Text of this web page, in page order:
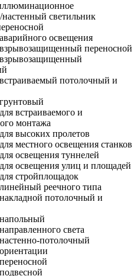
светильник
освещения
переносной
потолочный и
встраиваемого и
монтажа
высоких пролетов
местного освещения станков
освещения туннелей
освещения улиц и площадей
стройплощадок
реечного типа
потолочный и
света
потолочный